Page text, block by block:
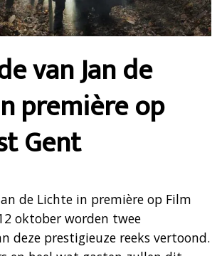
van Jan de
première op
Gent
de Lichte in première op Film
oktober worden twee
deze prestigieuze reeks vertoond.